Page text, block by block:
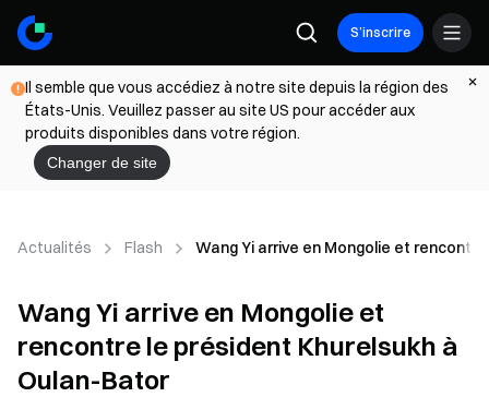
S’inscrire
Il semble que vous accédiez à notre site depuis la région des
États-Unis. Veuillez passer au site US pour accéder aux
produits disponibles dans votre région.
Changer de site
Actualités Flash Wang Yi arrive en Mongolie et
Wang Yi arrive en Mongolie et
rencontre le président Khurelsukh à
Oulan-Bator